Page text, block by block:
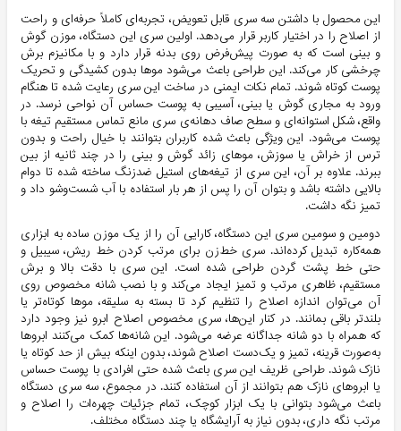
این محصول با داشتن سه سری قابل تعویض، تجربه‌ای کاملاً حرفه‌ای و راحت
از اصلاح را در اختیار کاربر قرار می‌دهد. اولین سری این دستگاه، موزن گوش
و بینی است که به صورت پیش‌فرض روی بدنه قرار دارد و با مکانیزم برش
چرخشی کار می‌کند. این طراحی باعث می‌شود موها بدون کشیدگی و تحریک
پوست کوتاه شوند. تمام نکات ایمنی در ساخت این سری رعایت شده تا هنگام
ورود به مجاری گوش یا بینی، آسیبی به پوست حساس آن نواحی نرسد. در
واقع، شکل استوانه‌ای و سطح صاف دهانه‌ی سری مانع تماس مستقیم تیغه با
پوست می‌شود. این ویژگی باعث شده کاربران بتوانند با خیال راحت و بدون
ترس از خراش یا سوزش، موهای زائد گوش و بینی را در چند ثانیه از بین
ببرند. علاوه بر آن، این سری از تیغه‌های استیل ضدزنگ ساخته شده تا دوام
بالایی داشته باشد و بتوان آن را پس از هر بار استفاده با آب شست‌وشو داد و
تمیز نگه داشت.
دومین و سومین سری این دستگاه، کارایی آن را از یک موزن ساده به ابزاری
همه‌کاره تبدیل کرده‌اند. سری خط‌زن برای مرتب کردن خط ریش، سیبیل و
حتی خط پشت گردن طراحی شده است. این سری با دقت بالا و برش
مستقیم، ظاهری مرتب و تمیز ایجاد می‌کند و با نصب شانه مخصوص روی
آن می‌توان اندازه اصلاح را تنظیم کرد تا بسته به سلیقه، موها کوتاه‌تر یا
بلندتر باقی بمانند. در کنار این‌ها، سری مخصوص اصلاح ابرو نیز وجود دارد
که همراه با دو شانه جداگانه عرضه می‌شود. این شانه‌ها کمک می‌کنند ابروها
به‌صورت قرینه، تمیز و یک‌دست اصلاح شوند، بدون اینکه بیش از حد کوتاه یا
نازک شوند. طراحی ظریف این سری باعث شده حتی افرادی با پوست حساس
یا ابروهای نازک هم بتوانند از آن استفاده کنند. در مجموع، سه سری دستگاه
باعث می‌شود بتوانی با یک ابزار کوچک، تمام جزئیات چهره‌ات را اصلاح و
مرتب نگه داری، بدون نیاز به آرایشگاه یا چند دستگاه مختلف.